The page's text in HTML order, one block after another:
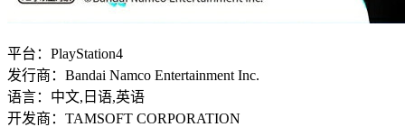
平台：PlayStation4
发行商：Bandai Namco Entertainment Inc.
语言：中文,日语,英语
开发商：TAMSOFT CORPORATION